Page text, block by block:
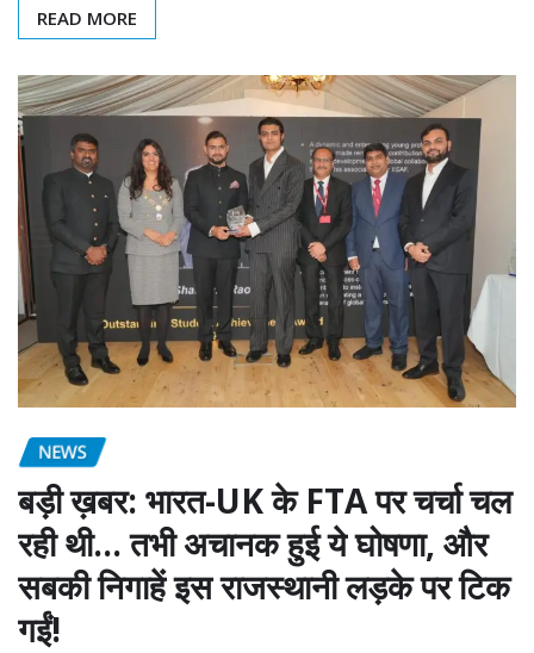
READ MORE
NEWS
बड़ी ख़बर: भारत-UK के FTA पर चर्चा चल
रही थी… तभी अचानक हुई ये घोषणा, और
सबकी निगाहें इस राजस्थानी लड़के पर टिक
गईं!